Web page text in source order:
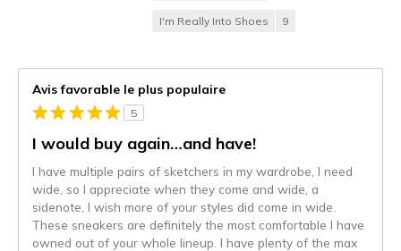
I'm Really Into Shoes 9
Avis favorable le plus populaire
5
I would buy again…and have!
I have multiple pairs of sketchers in my wardrobe, I need
wide, so I appreciate when they come and wide, a
sidenote, I wish more of your styles did come in wide.
These sneakers are definitely the most comfortable I have
owned out of your whole lineup. I have plenty of the max